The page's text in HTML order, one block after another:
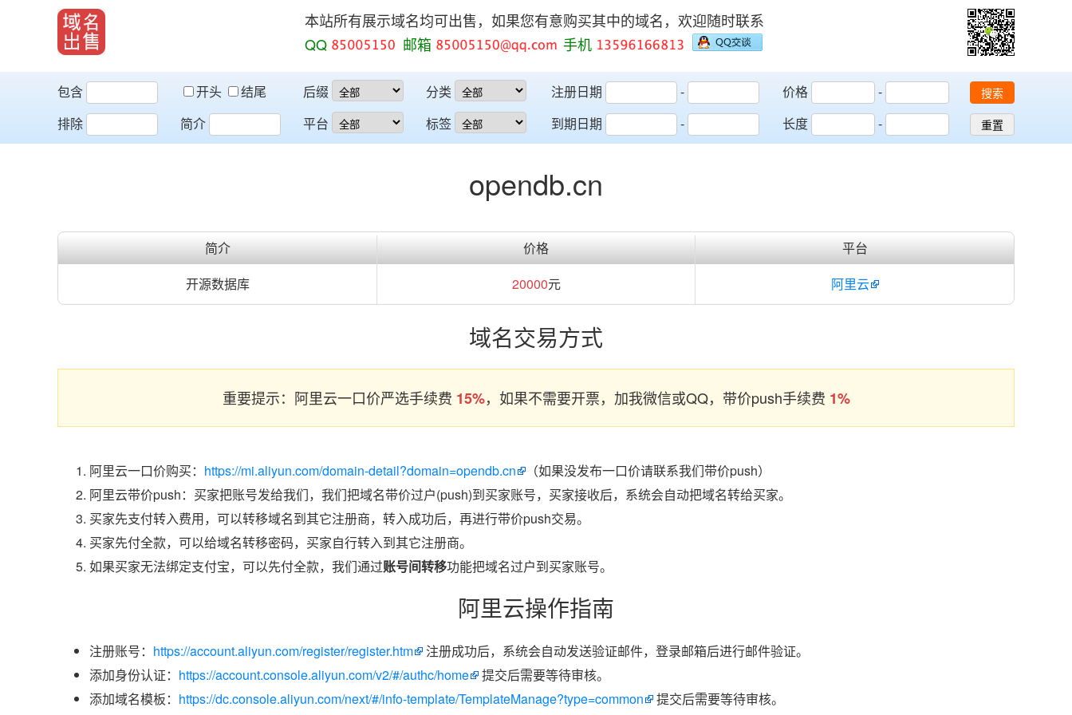
本站所有展示域名均可出售，如果您有意购买其中的域名，欢迎随时联系
QQ
邮箱 手机
包含 开头
结尾
排除
简介
后缀
平台
分类
标签
注册日期
-
到期日期
-
价格
-
长度
-
搜索
重置
opendb.cn
简介 价格
平台
开源数据库
20000元 阿里云
域名交易方式
重要提示：阿里云一口价严选手续费 15%，如果不需要开票，加我微信或QQ，带价push手续费 1%
阿里云一口价购买： https://mi.aliyun.com/domain-detail?domain=opendb.cn
（如果没发布一口价请联系我们带价push）
阿里云带价push：买家把账号发给我们，我们把域名带价过户(push)到买家账号，买家接收后，系统会自动把域名转给买家。
买家先支付转入费用，可以转移域名到其它注册商，转入成功后，再进行带价push交易。
买家先付全款，可以给域名转移密码，买家自行转入到其它注册商。
如果买家无法绑定支付宝，可以先付全款，我们通过账号间转移功能把域名过户到买家账号。
阿里云操作指南
注册账号： https://account.aliyun.com/register/register.htm
注册成功后，系统会自动发送验证邮件，登录邮箱后进行邮件验证。
添加身份认证： https://account.console.aliyun.com/v2/#/authc/home
提交后需要等待审核。
添加域名模板： https://dc.console.aliyun.com/next/#/info-template/TemplateManage?type=common
提交后需要等待审核。